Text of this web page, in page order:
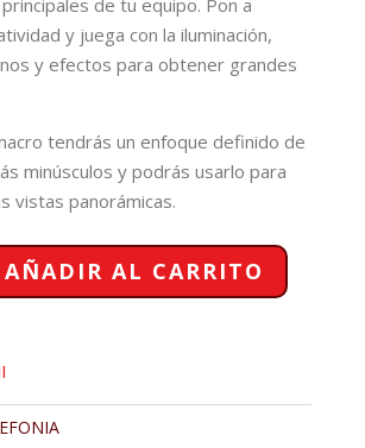
y juega con la iluminación,
y efectos para obtener grandes
tendrás un enfoque definido de
minúsculos y podrás usarlo para
vistas panorámicas.
AÑADIR AL CARRITO